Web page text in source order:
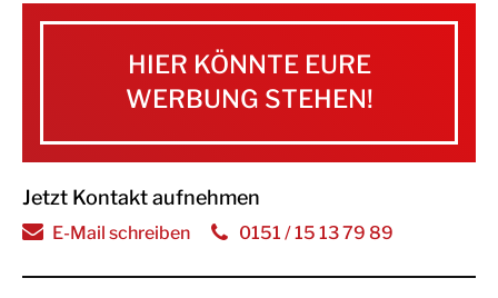
HIER KÖNNTE EURE
WERBUNG STEHEN!
Jetzt Kontakt aufnehmen
E-Mail schreiben 0151 / 15 13 79 89